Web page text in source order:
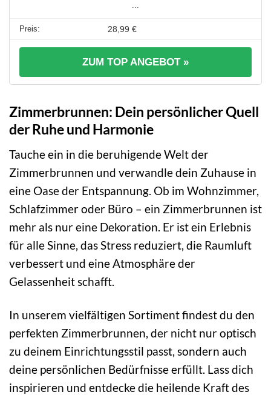
...
28,99 €
ZUM TOP ANGEBOT »
Zimmerbrunnen: Dein persönlicher Quell
der Ruhe und Harmonie
Tauche ein in die beruhigende Welt der
Zimmerbrunnen und verwandle dein Zuhause in
eine Oase der Entspannung. Ob im Wohnzimmer,
Schlafzimmer oder Büro – ein Zimmerbrunnen ist
mehr als nur eine Dekoration. Er ist ein Erlebnis
für alle Sinne, das Stress reduziert, die Raumluft
verbessert und eine Atmosphäre der
Gelassenheit schafft.
In unserem vielfältigen Sortiment findest du den
perfekten Zimmerbrunnen, der nicht nur optisch
zu deinem Einrichtungsstil passt, sondern auch
deine persönlichen Bedürfnisse erfüllt. Lass dich
inspirieren und entdecke die heilende Kraft des